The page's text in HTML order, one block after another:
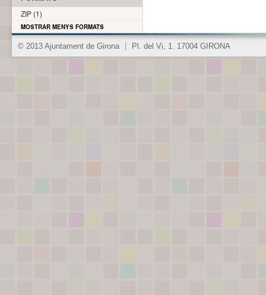
ZIP (1)
MOSTRAR MENYS FORMATS
© 2013 Ajuntament de Girona Pl. del Vi, 1. 17004 GIRONA